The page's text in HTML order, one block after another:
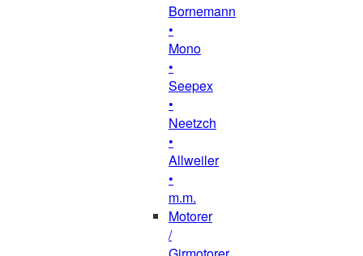
Bornemann
•
Mono
•
Seepex
•
Neetzch
•
Allweiler
•
m.m.
Motorer
/